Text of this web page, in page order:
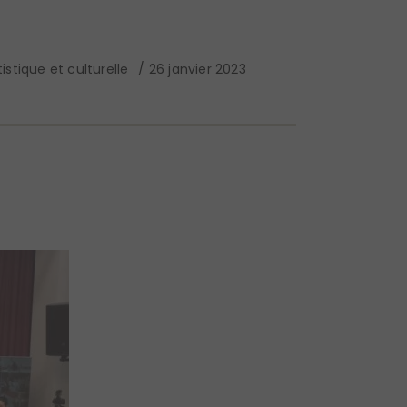
et culturelle 26 janvier 2023